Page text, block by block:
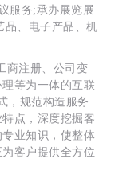
服务;承办展览展
品、电子产品、机
注册、公司变
等为一体的互联
，规范构造服务
点，深度挖掘客
业知识，使整体
客户提供全方位